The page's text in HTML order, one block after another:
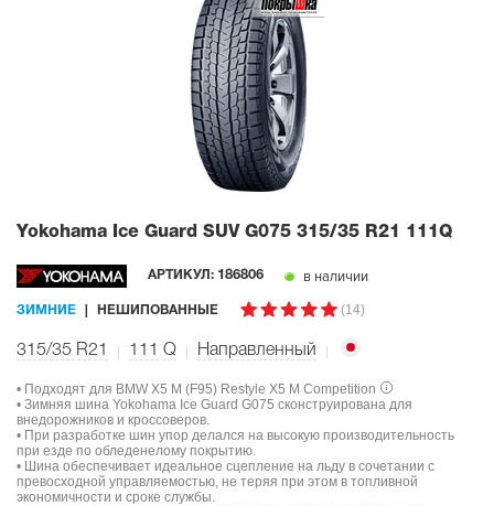
Yokohama Ice Guard SUV G075 315/35 R21 111Q
АРТИКУЛ: 186806 в наличии
ЗИМНИЕ НЕШИПОВАННЫЕ (14)
315/35 R21 111 Q Направленный
• Подходят для BMW X5 M (F95) Restyle X5 M Competition
• Зимняя шина Yokohama Ice Guard G075 сконструирована для
внедорожников и кроссоверов.
• При разработке шин упор делался на высокую производительность
при езде по обледенелому покрытию.
• Шина обеспечивает идеальное сцепление на льду в сочетании с
превосходной управляемостью, не теряя при этом в топливной
экономичности и сроке службы.